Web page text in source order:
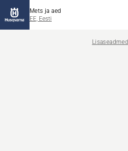
Mets ja aed
EE, Eesti
Lisaseadmed